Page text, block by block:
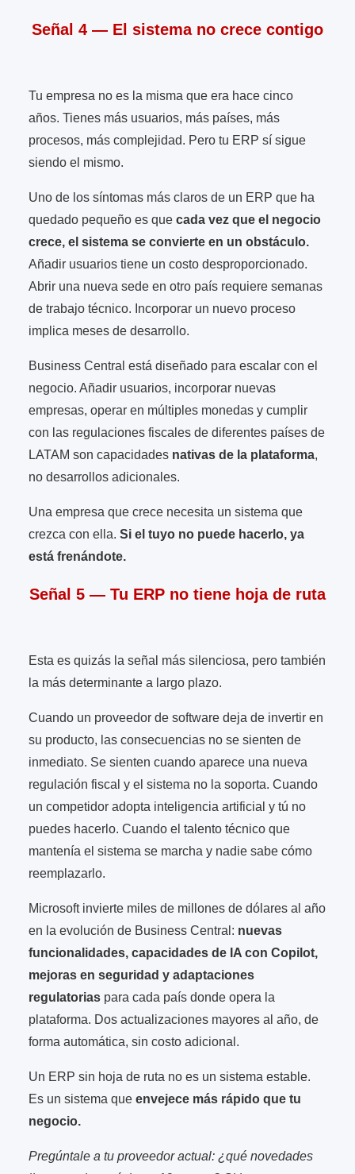
Señal 4 — El sistema no crece contigo
Tu empresa no es la misma que era hace cinco
años. Tienes más usuarios, más países, más
procesos, más complejidad. Pero tu ERP sí sigue
siendo el mismo.
Uno de los síntomas más claros de un ERP que ha
quedado pequeño es que cada vez que el negocio
crece, el sistema se convierte en un obstáculo.
Añadir usuarios tiene un costo desproporcionado.
Abrir una nueva sede en otro país requiere semanas
de trabajo técnico. Incorporar un nuevo proceso
implica meses de desarrollo.
Business Central está diseñado para escalar con el
negocio. Añadir usuarios, incorporar nuevas
empresas, operar en múltiples monedas y cumplir
con las regulaciones fiscales de diferentes países de
LATAM son capacidades nativas de la plataforma,
no desarrollos adicionales.
Una empresa que crece necesita un sistema que
crezca con ella. Si el tuyo no puede hacerlo, ya
está frenándote.
Señal 5 — Tu ERP no tiene hoja de ruta
Esta es quizás la señal más silenciosa, pero también
la más determinante a largo plazo.
Cuando un proveedor de software deja de invertir en
su producto, las consecuencias no se sienten de
inmediato. Se sienten cuando aparece una nueva
regulación fiscal y el sistema no la soporta. Cuando
un competidor adopta inteligencia artificial y tú no
puedes hacerlo. Cuando el talento técnico que
mantenía el sistema se marcha y nadie sabe cómo
reemplazarlo.
Microsoft invierte miles de millones de dólares al año
en la evolución de Business Central: nuevas
funcionalidades, capacidades de IA con Copilot,
mejoras en seguridad y adaptaciones
regulatorias para cada país donde opera la
plataforma. Dos actualizaciones mayores al año, de
forma automática, sin costo adicional.
Un ERP sin hoja de ruta no es un sistema estable.
Es un sistema que envejece más rápido que tu
negocio.
Pregúntale a tu proveedor actual: ¿qué novedades